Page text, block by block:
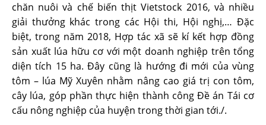
chăn nuôi và chế biến thịt Vietstock 2016, và nhiều
giải thưởng khác trong các Hội thi, Hội nghị,… Đặc
biệt, trong năm 2018, Hợp tác xã sẽ kí kết hợp đồng
sản xuất lúa hữu cơ với một doanh nghiệp trên tổng
diện tích 15 ha. Đây cũng là hướng đi mới của vùng
tôm – lúa Mỹ Xuyên nhằm nâng cao giá trị con tôm,
cây lúa, góp phần thực hiện thành công Đề án Tái cơ
cấu nông nghiệp của huyện trong thời gian tới./.